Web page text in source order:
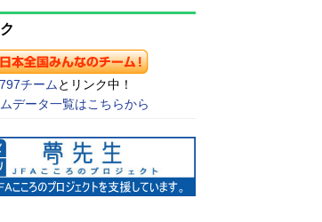
チーム とリンク中！
データ一覧はこちらから